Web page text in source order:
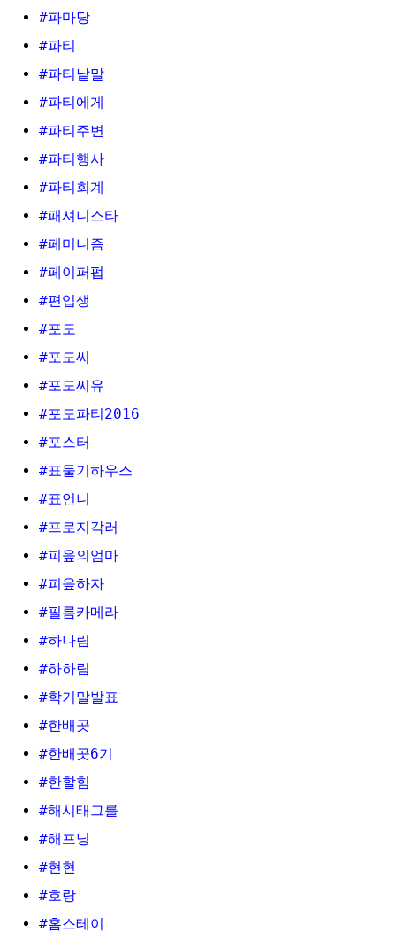
#파마당
#파티
#파티낱말
#파티에게
#파티주변
#파티행사
#파티회계
#패셔니스타
#페미니즘
#페이퍼펍
#편입생
#포도
#포도씨
#포도씨유
#포도파티2016
#포스터
#표둘기하우스
#표언니
#프로지각러
#피읖의엄마
#피읖하자
#필름카메라
#하나림
#하하림
#학기말발표
#한배곳
#한배곳6기
#한할힘
#해시태그를
#해프닝
#현현
#호랑
#홈스테이